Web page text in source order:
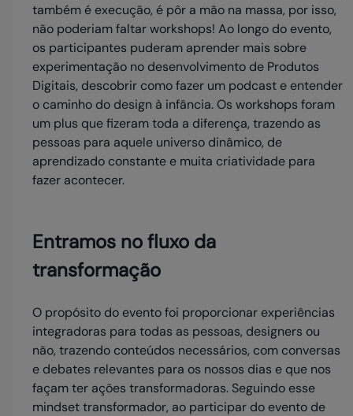
também é execução, é pôr a mão na massa, por isso,
não poderiam faltar workshops! Ao longo do evento,
os participantes puderam aprender mais sobre
experimentação no desenvolvimento de Produtos
Digitais, descobrir como fazer um podcast e entender
o caminho do design à infância. Os workshops foram
um plus que fizeram toda a diferença, trazendo as
pessoas para aquele universo dinâmico, de
aprendizado constante e muita criatividade para
fazer acontecer.
Entramos no fluxo da
transformação
O propósito do evento foi proporcionar experiências
integradoras para todas as pessoas, designers ou
não, trazendo conteúdos necessários, com conversas
e debates relevantes para os nossos dias e que nos
façam ter ações transformadoras. Seguindo esse
mindset transformador, ao participar do evento de